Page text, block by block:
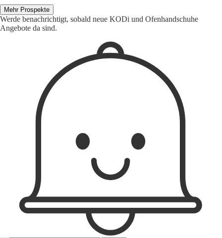
Mehr Prospekte
Werde benachrichtigt, sobald neue KODi und Ofenhandschuhe
Angebote da sind.